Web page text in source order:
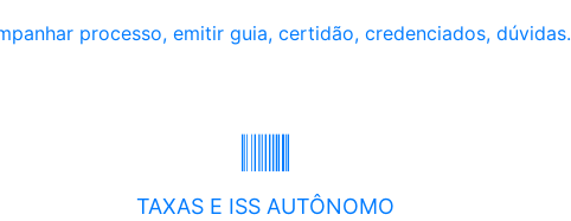
processo, emitir guia, certidão, credenciados, dúvidas.
TAXAS E ISS AUTÔNOMO